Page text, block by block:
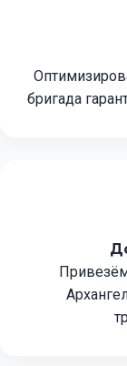
бригада